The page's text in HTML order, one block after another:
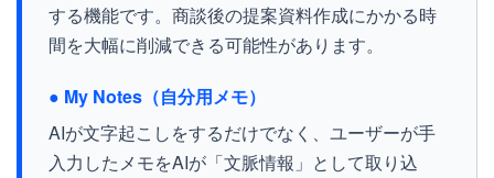
する機能です。商談後の提案資料作成にかかる時
間を大幅に削減できる可能性があります。
● My Notes（自分用メモ）
AIが文字起こしをするだけでなく、ユーザーが手
入力したメモをAIが「文脈情報」として取り込